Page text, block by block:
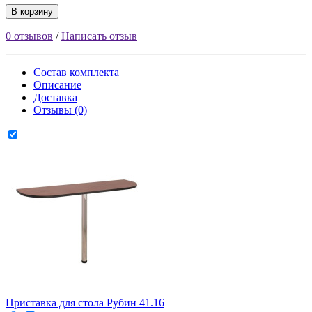
В корзину
0 отзывов /Написать отзыв
Состав комплекта
Описание
Доставка
Отзывы (0)
Приставка для стола Рубин 41.16